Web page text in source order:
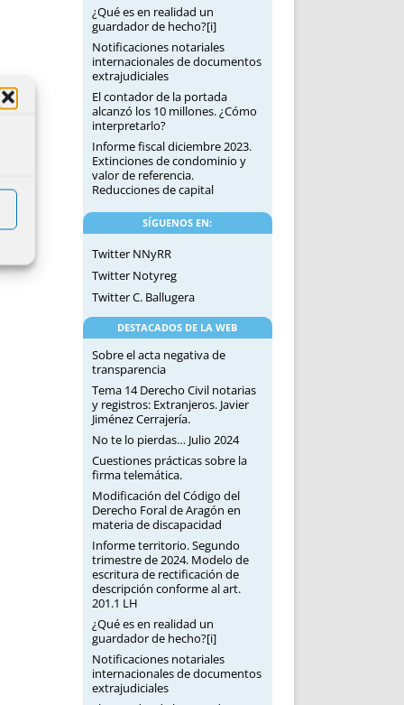
¿Qué es en realidad un
guardador de hecho?[i]
Notificaciones notariales
internacionales de documentos
extrajudiciales
El contador de la portada
alcanzó los 10 millones. ¿Cómo
interpretarlo?
Informe fiscal diciembre 2023.
Extinciones de condominio y
valor de referencia.
Reducciones de capital
SÍGUENOS EN:
Twitter NNyRR
Twitter Notyreg
Twitter C. Ballugera
DESTACADOS DE LA WEB
Sobre el acta negativa de
transparencia
Tema 14 Derecho Civil notarias
y registros: Extranjeros. Javier
Jiménez Cerrajería.
No te lo pierdas… Julio 2024
Cuestiones prácticas sobre la
firma telemática.
Modificación del Código del
Derecho Foral de Aragón en
materia de discapacidad
Informe territorio. Segundo
trimestre de 2024. Modelo de
escritura de rectificación de
descripción conforme al art.
201.1 LH
¿Qué es en realidad un
guardador de hecho?[i]
Notificaciones notariales
internacionales de documentos
extrajudiciales